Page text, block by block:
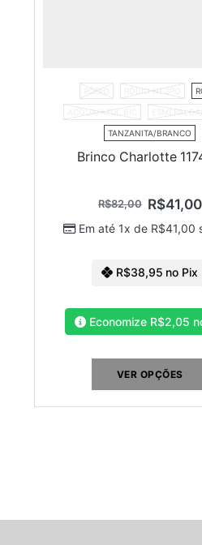
RÓDIO RÓDIO NEGRO
ACQUA/AZUL BIC
TANZANITA/BRANCO
Brinco Charlotte
R$82,00 R$41,00
Em até 1x de R$41,00
R$38,95 no Pix
Economize R$2,05
VER OPÇÕES